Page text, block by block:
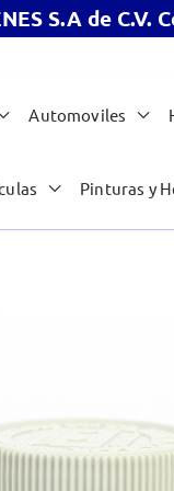
S.A de C.V.
Automoviles
Pinturas y